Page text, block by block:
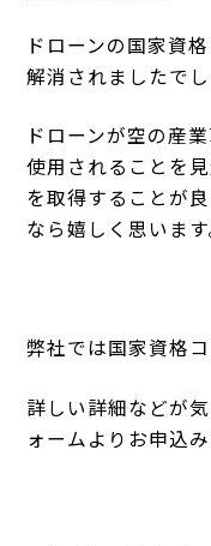
ドローンの国家資
解消されましたでし
ドローンが空の産
使用されることを
を取得することが
なら嬉しく思います
弊社では国家資格
詳しい詳細などが
ォームよりお申込